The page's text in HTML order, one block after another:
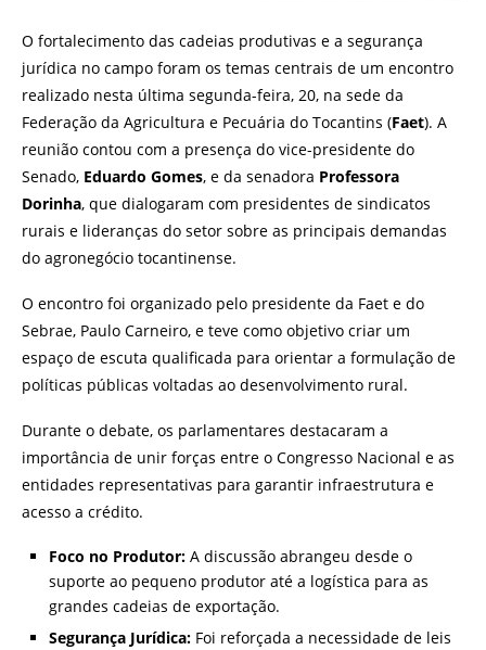
O fortalecimento das cadeias produtivas e a segurança
jurídica no campo foram os temas centrais de um encontro
realizado nesta última segunda-feira, 20, na sede da
Federação da Agricultura e Pecuária do Tocantins (Faet). A
reunião contou com a presença do vice-presidente do
Senado, Eduardo Gomes, e da senadora Professora
Dorinha, que dialogaram com presidentes de sindicatos
rurais e lideranças do setor sobre as principais demandas
do agronegócio tocantinense.
O encontro foi organizado pelo presidente da Faet e do
Sebrae, Paulo Carneiro, e teve como objetivo criar um
espaço de escuta qualificada para orientar a formulação de
políticas públicas voltadas ao desenvolvimento rural.
Durante o debate, os parlamentares destacaram a
importância de unir forças entre o Congresso Nacional e as
entidades representativas para garantir infraestrutura e
acesso a crédito.
Foco no Produtor: A discussão abrangeu desde o
suporte ao pequeno produtor até a logística para as
grandes cadeias de exportação.
Segurança Jurídica: Foi reforçada a necessidade de leis